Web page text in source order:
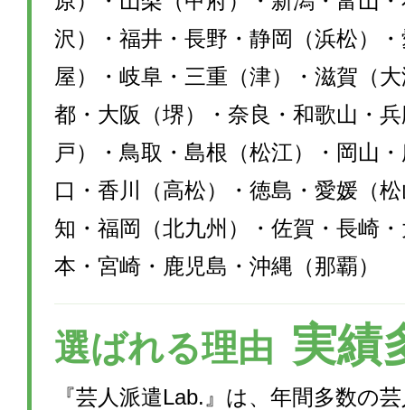
沢）・福井・長野・静岡（浜松）
屋）・岐阜・三重（津）・滋賀（
都・大阪（堺）・奈良・和歌山・
戸）・鳥取・島根（松江）・岡山
口・香川（高松）・徳島・愛媛（
知・福岡（北九州）・佐賀・長崎
本・宮崎・鹿児島・沖縄（那覇）
選ばれる理由 実績
『芸人派遣Lab.』は、年間多数の